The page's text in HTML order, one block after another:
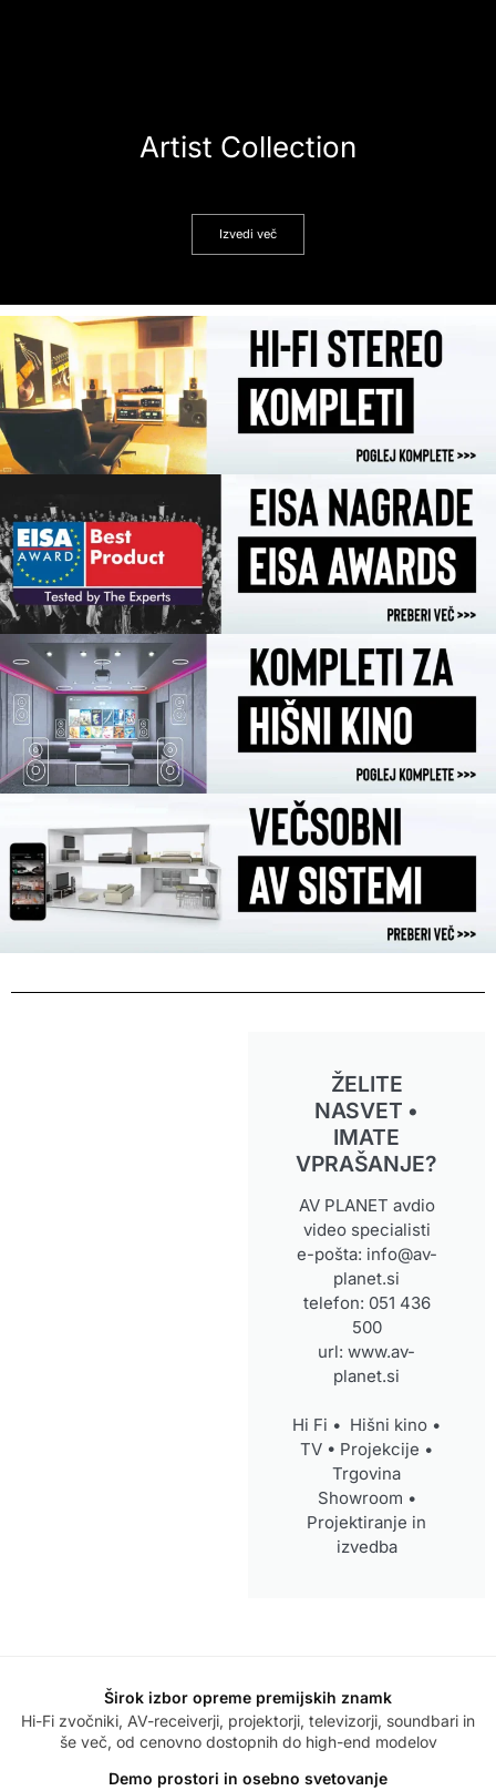
Artist Collection
Izvedi več
ŽELITE
NASVET •
IMATE
VPRAŠANJE?
AV PLANET avdio
video specialisti
e-pošta: info@av-
planet.si
telefon: 051 436
500
url: www.av-
planet.si
Hi Fi • Hišni kino •
TV • Projekcije •
Trgovina
Showroom •
Projektiranje in
izvedba
Širok izbor opreme premijskih znamk
Hi-Fi zvočniki, AV-receiverji, projektorji, televizorji, soundbari in
še več, od cenovno dostopnih do high-end modelov
Demo prostori in osebno svetovanje